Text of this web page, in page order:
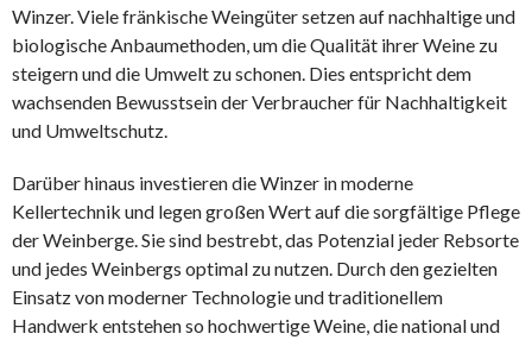
Winzer. Viele fränkische Weingüter setzen auf nachhaltige und
biologische Anbaumethoden, um die Qualität ihrer Weine zu
steigern und die Umwelt zu schonen. Dies entspricht dem
wachsenden Bewusstsein der Verbraucher für Nachhaltigkeit
und Umweltschutz.
Darüber hinaus investieren die Winzer in moderne
Kellertechnik und legen großen Wert auf die sorgfältige Pflege
der Weinberge. Sie sind bestrebt, das Potenzial jeder Rebsorte
und jedes Weinbergs optimal zu nutzen. Durch den gezielten
Einsatz von moderner Technologie und traditionellem
Handwerk entstehen so hochwertige Weine, die national und